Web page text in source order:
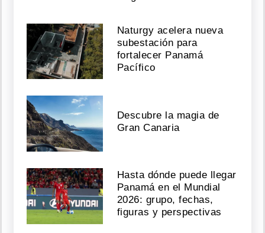
Naturgy acelera nueva
subestación para
fortalecer Panamá
Pacífico
Descubre la magia de
Gran Canaria
Hasta dónde puede llegar
Panamá en el Mundial
2026: grupo, fechas,
figuras y perspectivas